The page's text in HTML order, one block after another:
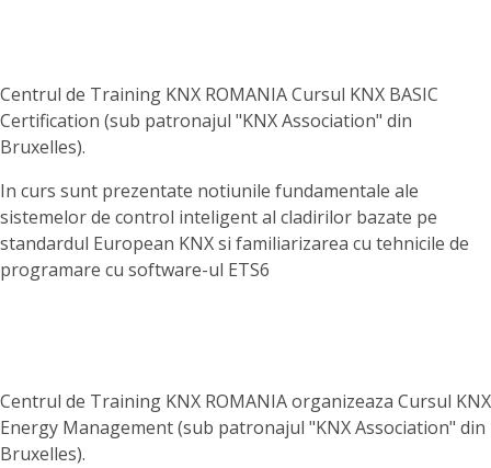
Centrul de Training KNX ROMANIA Cursul KNX BASIC
Certification (sub patronajul "KNX Association" din
Bruxelles).
In curs sunt prezentate notiunile fundamentale ale
sistemelor de control inteligent al cladirilor bazate pe
standardul European KNX si familiarizarea cu tehnicile de
programare cu software-ul ETS6
Centrul de Training KNX ROMANIA organizeaza Cursul KNX
Energy Management (sub patronajul "KNX Association" din
Bruxelles).